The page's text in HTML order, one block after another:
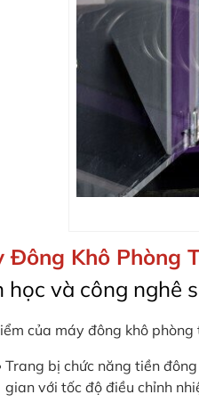
Đông Khô Phòng
học và công nghê
của máy đông khô phòng
Trang bị chức năng tiền
gian với tốc độ điều chỉnh